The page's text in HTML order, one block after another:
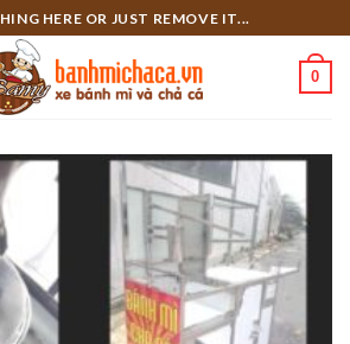
HERE OR JUST REMOVE IT...
0